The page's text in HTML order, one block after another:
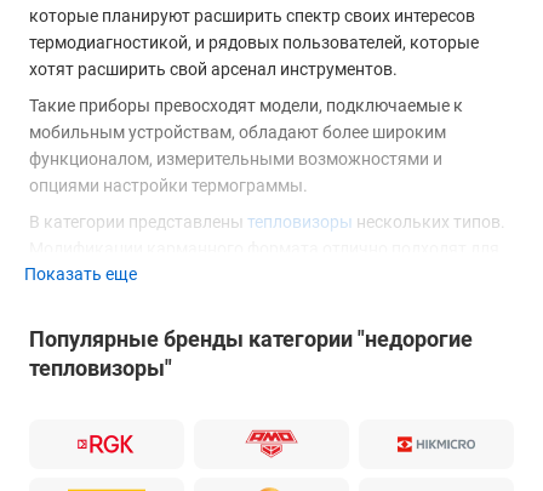
которые планируют расширить спектр своих интересов
термодиагностикой, и рядовых пользователей, которые
хотят расширить свой арсенал инструментов.
Такие приборы превосходят модели, подключаемые к
мобильным устройствам, обладают более широким
функционалом, измерительными возможностями и
опциями настройки термограммы.
В категории представлены тепловизоры нескольких типов.
оперативной диагностики и обеспечивают достаточное
полевых условиях.
Комбинированные устройства удачно сочетают
диагностику бытового и промышленного
Показать еще
Популярные бренды категории "недорогие
тепловизоры"